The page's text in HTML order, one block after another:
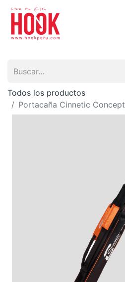
Todos los productos
Portacaña Cinnetic